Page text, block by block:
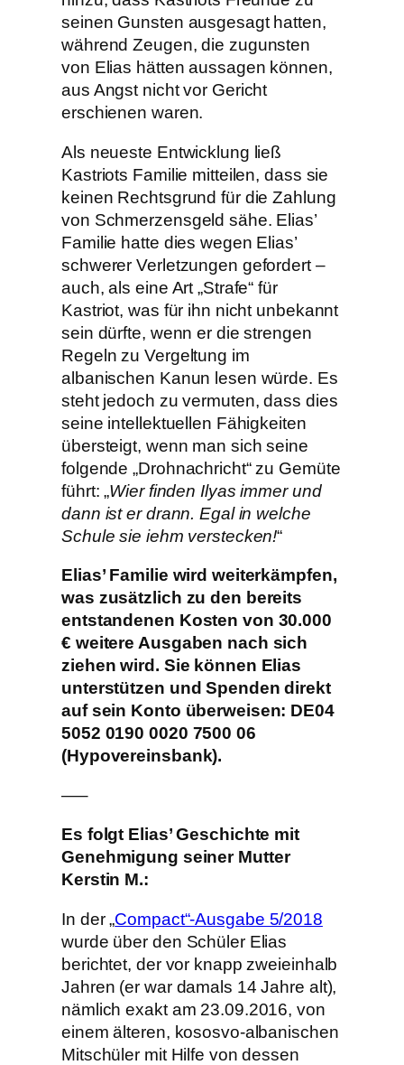
seinen Gunsten ausgesagt hatten,
während Zeugen, die zugunsten
von Elias hätten aussagen können,
aus Angst nicht vor Gericht
erschienen waren.
Als neueste Entwicklung ließ
Kastriots Familie mitteilen, dass sie
keinen Rechtsgrund für die Zahlung
von Schmerzensgeld sähe. Elias’
Familie hatte dies wegen Elias’
schwerer Verletzungen gefordert –
auch, als eine Art „Strafe“ für
Kastriot, was für ihn nicht unbekannt
sein dürfte, wenn er die strengen
Regeln zu Vergeltung im
albanischen Kanun lesen würde. Es
steht jedoch zu vermuten, dass dies
seine intellektuellen Fähigkeiten
übersteigt, wenn man sich seine
folgende „Drohnachricht“ zu Gemüte
führt: „Wier finden Ilyas immer und
dann ist er drann. Egal in welche
Schule sie iehm verstecken!“
Elias’ Familie wird weiterkämpfen,
was zusätzlich zu den bereits
entstandenen Kosten von 30.000
€ weitere Ausgaben nach sich
ziehen wird. Sie können Elias
unterstützen und Spenden direkt
auf sein Konto überweisen: DE04
5052 0190 0020 7500 06
(Hypovereinsbank).
—–
Es folgt Elias’ Geschichte mit
Genehmigung seiner Mutter
Kerstin M.:
In der „Compact“-Ausgabe 5/2018
wurde über den Schüler Elias
berichtet, der vor knapp zweieinhalb
Jahren (er war damals 14 Jahre alt),
nämlich exakt am 23.09.2016, von
einem älteren, kososvo-albanischen
Mitschüler mit Hilfe von dessen